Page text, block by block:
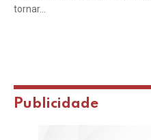
tornar…
Publicidade